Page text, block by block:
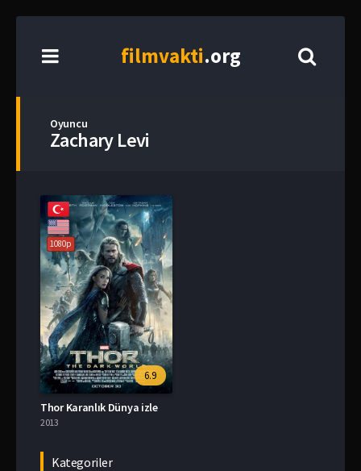
filmvakti.org
Oyuncu
Zachary Levi
1080p
6.9
Thor Karanlık Dünya izle
2013
Kategoriler